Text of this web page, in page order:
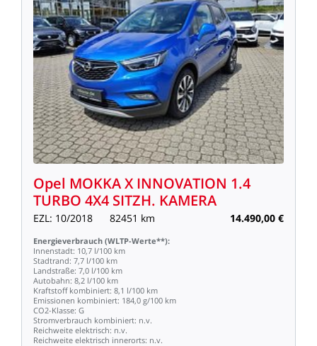
Opel MOKKAX INNOVATION 1.4
TURBO 4X4 SITZH. KAMERA
EZL: 10/2018 82451 km 14.490,00 €
Energieverbrauch (WLTP-Werte**):
Innenstadt: 10,7 l/100 km
Stadtrand: 7,7 l/100 km
Landstraße: 7,0 l/100 km
Autobahn: 8,2 l/100 km
Kraftstoff kombiniert: 8,1 l/100 km
Emissionen kombiniert: 184,0 g/100 km
CO2-Klasse: G
Stromverbrauch kombiniert: n.v.
Reichweite elektrisch: n.v.
Reichweite elektrisch innerorts: n.v.